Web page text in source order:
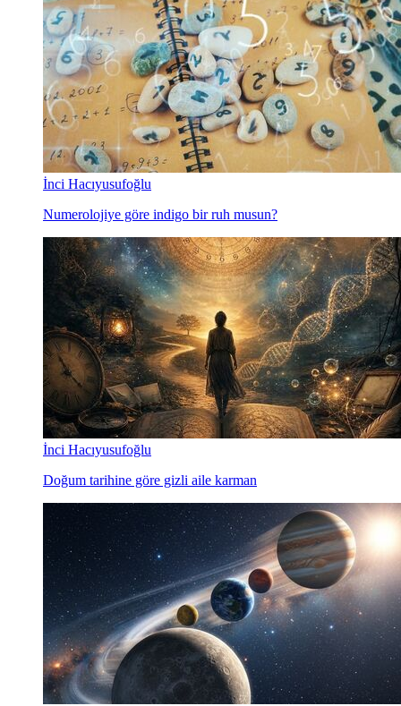
İnci Hacıyusufoğlu
Numerolojiye göre indigo bir ruh musun?
İnci Hacıyusufoğlu
Doğum tarihine göre gizli aile karman